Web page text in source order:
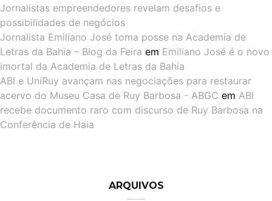
Jornalistas empreendedores revelam desafios e
possibilidades de negócios
Jornalista Emiliano José toma posse na Academia de
Letras da Bahia – Blog da Feira em Emiliano José é o novo
imortal da Academia de Letras da Bahia
ABI e UniRuy avançam nas negociações para restaurar
acervo do Museu Casa de Ruy Barbosa - ABGC em ABI
recebe documento raro com discurso de Ruy Barbosa na
Conferência de Haia
ARQUIVOS